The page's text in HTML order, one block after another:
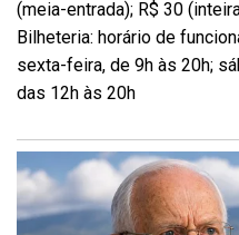
(meia-entrada); R$ 30
Bilheteria: horário de
sexta-feira, de 9h às 20h;
das 12h às 20h